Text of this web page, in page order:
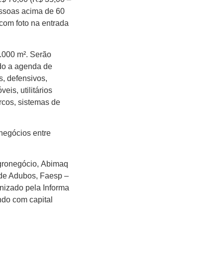
acima de 60
foto na entrada
m². Serão
a agenda de
defensivos,
utilitários
sistemas de
entre
Abimaq
Adubos, Faesp –
pela Informa
com capital